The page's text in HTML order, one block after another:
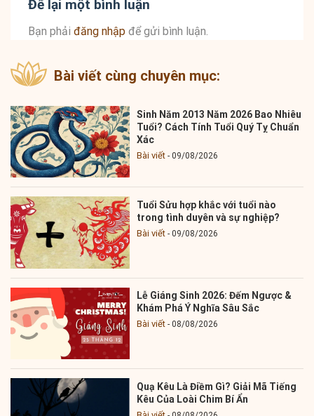
Để lại một bình luận
Bạn phải đăng nhập để gửi bình luận.
Bài viết cùng chuyên mục:
Sinh Năm 2013 Năm 2026 Bao Nhiêu
Tuổi? Cách Tính Tuổi Quý Tỵ Chuẩn
Xác
Bài viết 09/08/2026
Tuổi Sửu hợp khắc với tuổi nào
trong tình duyên và sự nghiệp?
Bài viết 09/08/2026
Lễ Giáng Sinh 2026: Đếm Ngược &
Khám Phá Ý Nghĩa Sâu Sắc
Bài viết 08/08/2026
Quạ Kêu Là Điềm Gì? Giải Mã Tiếng
Kêu Của Loài Chim Bí Ẩn